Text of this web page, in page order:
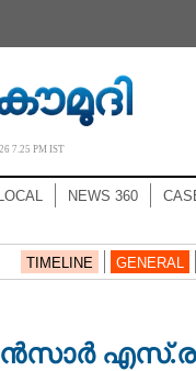
7.25 PM IST
LOCAL NEWS 360
TIMELINE GENERAL